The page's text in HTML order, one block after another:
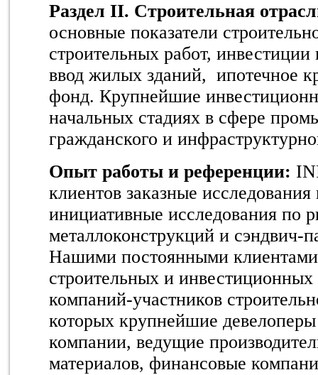
Раздел II. Строительная
основные показатели
строительных работ,
ввод жилых зданий, ипотечное
фонд. Крупнейшие
начальных стадиях в сфере
гражданского и
Опыт работы и референции:
клиентов заказные
инициативные исследования по
металлоконструкций и сэндвич-
Нашими постоянными клиентами
строительных и
компаний-участников
которых крупнейшие
компании, ведущие
материалов, финансовые